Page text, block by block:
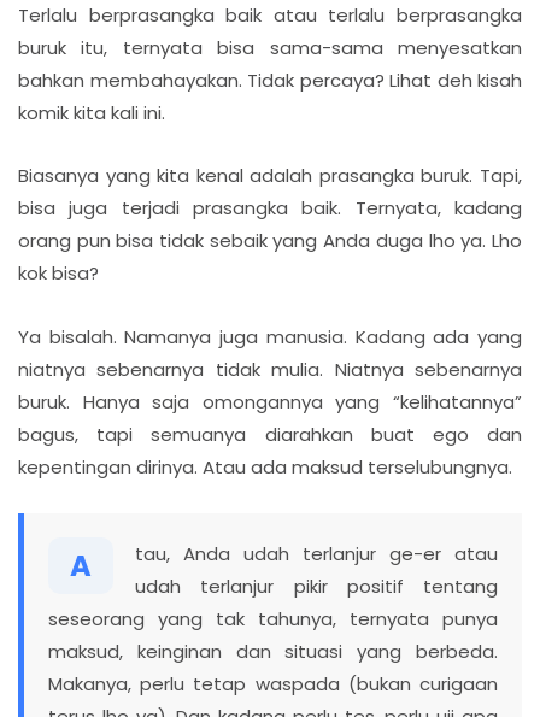
Terlalu berprasangka baik atau terlalu berprasangka
buruk itu, ternyata bisa sama-sama menyesatkan
bahkan membahayakan. Tidak percaya? Lihat deh kisah
komik kita kali ini.
Biasanya yang kita kenal adalah prasangka buruk. Tapi,
bisa juga terjadi prasangka baik. Ternyata, kadang
orang pun bisa tidak sebaik yang Anda duga lho ya. Lho
kok bisa?
Ya bisalah. Namanya juga manusia. Kadang ada yang
niatnya sebenarnya tidak mulia. Niatnya sebenarnya
buruk. Hanya saja omongannya yang “kelihatannya”
bagus, tapi semuanya diarahkan buat ego dan
kepentingan dirinya. Atau ada maksud terselubungnya.
A
tau, Anda udah terlanjur ge-er atau
udah terlanjur pikir positif tentang
seseorang yang tak tahunya, ternyata punya
maksud, keinginan dan situasi yang berbeda.
Makanya, perlu tetap waspada (bukan curigaan